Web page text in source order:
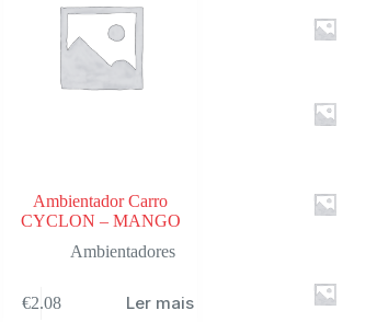
Ambientador Carro
CYCLON – MANGO
Ambientadores
€2.08 Ler mais